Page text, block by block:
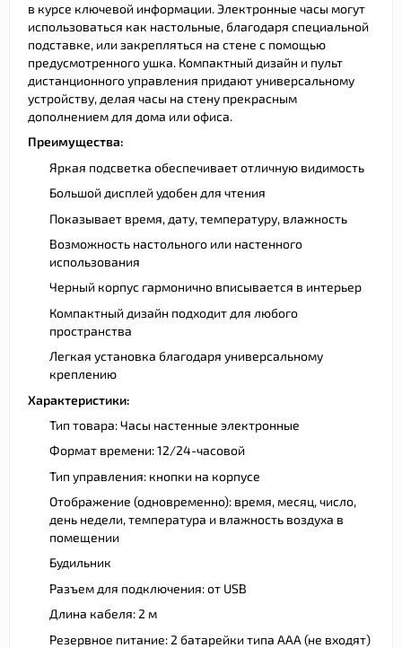
в курсе ключевой информации. Электронные часы могут
использоваться как настольные, благодаря специальной
подставке, или закрепляться на стене с помощью
предусмотренного ушка. Компактный дизайн и пульт
дистанционного управления придают универсальному
устройству, делая часы на стену прекрасным
дополнением для дома или офиса.
Преимущества:
Яркая подсветка обеспечивает отличную видимость
Большой дисплей удобен для чтения
Показывает время, дату, температуру, влажность
Возможность настольного или настенного
использования
Черный корпус гармонично вписывается в интерьер
Компактный дизайн подходит для любого
пространства
Легкая установка благодаря универсальному
креплению
Характеристики:
Тип товара: Часы настенные электронные
Формат времени: 12/24-часовой
Тип управления: кнопки на корпусе
Отображение (одновременно): время, месяц, число,
день недели, температура и влажность воздуха в
помещении
Будильник
Разъем для подключения: от USB
Длина кабеля: 2 м
Резервное питание: 2 батарейки типа ААА (не входят)